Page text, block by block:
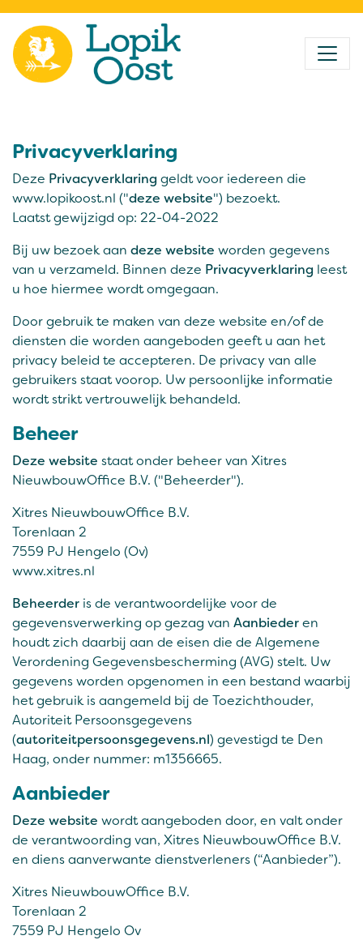
Privacyverklaring
Deze Privacyverklaring geldt voor iedereen die
www.lopikoost.nl ("deze website") bezoekt.
Laatst gewijzigd op: 22-04-2022
Bij uw bezoek aan deze website worden gegevens
van u verzameld. Binnen deze Privacyverklaring leest
u hoe hiermee wordt omgegaan.
Door gebruik te maken van deze website en/of de
diensten die worden aangeboden geeft u aan het
privacy beleid te accepteren. De privacy van alle
gebruikers staat voorop. Uw persoonlijke informatie
wordt strikt vertrouwelijk behandeld.
Beheer
Deze website staat onder beheer van Xitres
NieuwbouwOffice B.V. ("Beheerder").
Xitres NieuwbouwOffice B.V.
Torenlaan 2
7559 PJ Hengelo (Ov)
www.xitres.nl
Beheerder is de verantwoordelijke voor de
gegevensverwerking op gezag van Aanbiederen
houdt zich daarbij aan de eisen die de Algemene
Verordening Gegevensbescherming (AVG) stelt. Uw
gegevens worden opgenomen in een bestand waarbij
het gebruik is aangemeld bij de Toezichthouder,
Autoriteit Persoonsgegevens
(autoriteitpersoonsgegevens.nl) gevestigd te Den
Haag, onder nummer: m1356665.
Aanbieder
Deze website wordt aangeboden door, en valt onder
de verantwoording van, Xitres NieuwbouwOffice B.V.
en diens aanverwante dienstverleners (“Aanbieder”).
Xitres NieuwbouwOffice B.V.
Torenlaan 2
7559 PJ Hengelo Ov